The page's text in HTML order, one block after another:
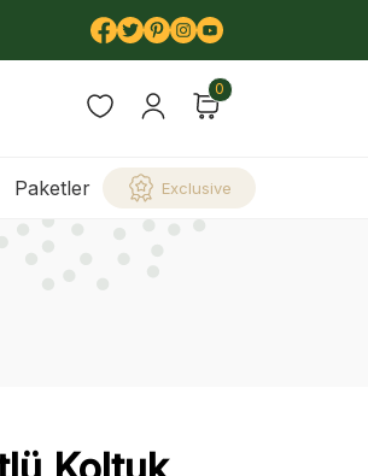
0
Paketler Exclusive